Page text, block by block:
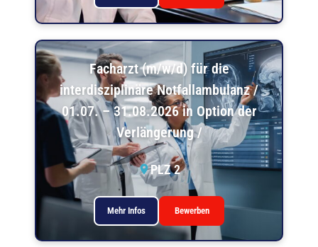
Facharzt (m/w/d) für die
interdisziplinäre Notfallambulanz /
01.07. – 31.08.2026 in Option der
Verlängerung /
PLZ 2
Mehr Infos Bewerben